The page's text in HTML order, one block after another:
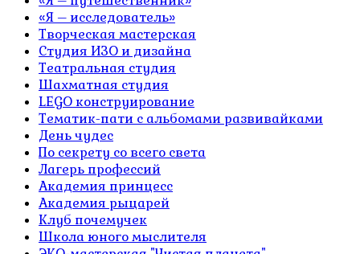
«Я – исследователь»
Творческая мастерская
Студия ИЗО и дизайна
Театральная студия
Шахматная студия
LEGO конструирование
Тематик-пати с альбомами развивайками
День чудес
По секрету со всего света
Лагерь профессий
Академия принцесс
Академия рыцарей
Клуб почемучек
Школа юного мыслителя